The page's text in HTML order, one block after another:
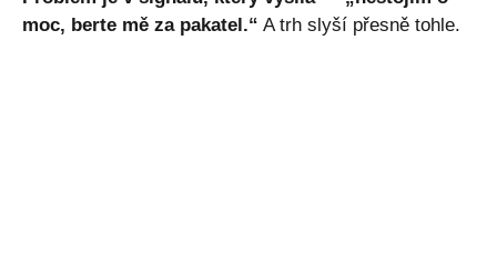
moc, berte mě za pakatel.“ A trh slyší přesně tohle.